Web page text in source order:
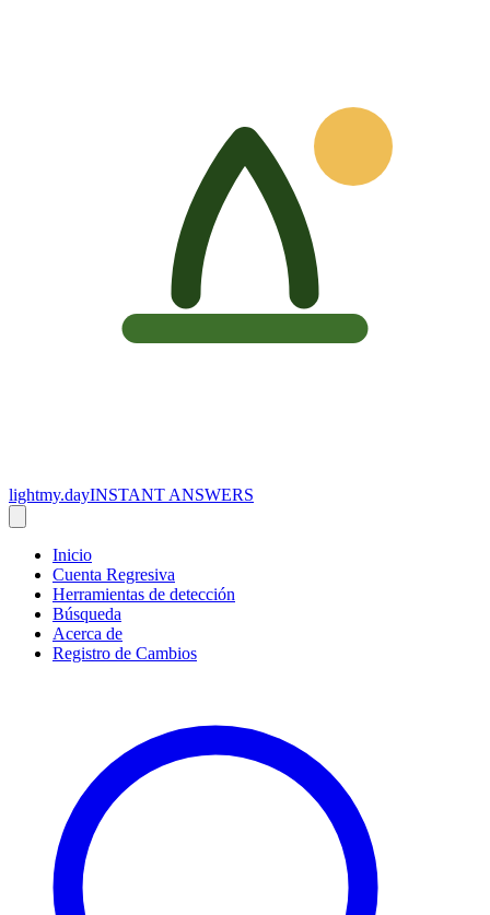
lightmy.dayINSTANT ANSWERS
Inicio
Cuenta Regresiva
Herramientas de detección
Búsqueda
Acerca de
Registro de Cambios